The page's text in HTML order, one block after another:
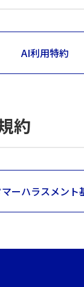
AI利用特約
約
ーハラスメント